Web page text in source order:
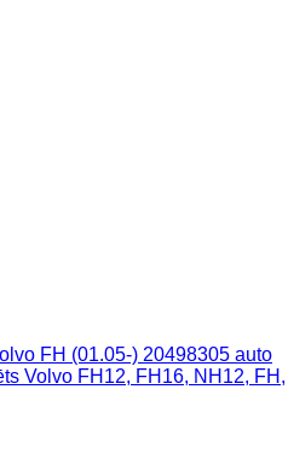
FH (01.05-) 20498305 auto
Volvo FH12, FH16, NH12, FH,